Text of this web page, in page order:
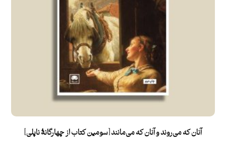
آنان که می‌روند و آنان که می‌مانند [سومین کتاب از چهارگانۀ ناپلی]